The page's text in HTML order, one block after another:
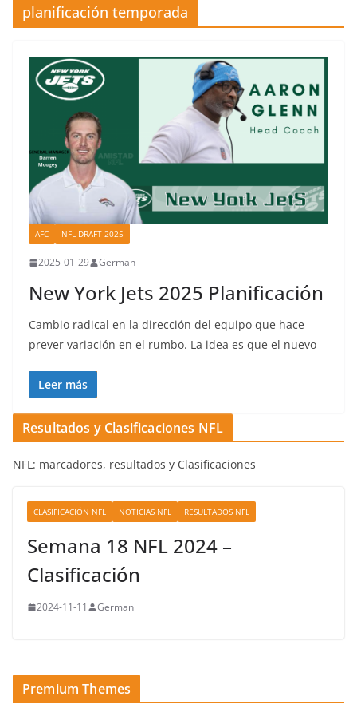
planificación temporada
AFC NFL DRAFT 2025
2025-01-29 German
New York Jets 2025 Planificación
Cambio radical en la dirección del equipo que hace
prever variación en el rumbo. La idea es que el nuevo
Leer más
Resultados y Clasificaciones NFL
NFL: marcadores, resultados y Clasificaciones
CLASIFICACIÓN NFL NOTICIAS NFL RESULTADOS NFL
Semana 18 NFL 2024 –
Clasificación
2024-11-11 German
Premium Themes